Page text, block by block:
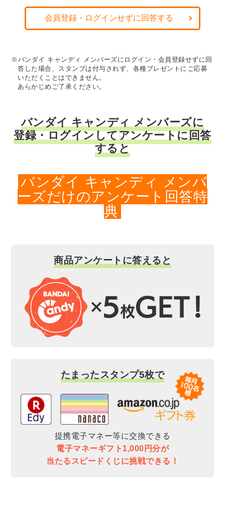
会員登録・ログインせずに回答する
※バンダイ キャンディ メンバーズにログイン・会員登録せずに回
答した場合、スタンプは付与されず、各種プレゼントにご応募
いただくことはできません。
あらかじめご了承ください。
バンダイ キャンディ メンバーズに
登録・ログインしてアンケートに回答
すると
バンダイ キャンディ メンバ
ーズだけのアンケート回答特
典
商品アンケートに答えると
たまったスタンプ5枚で
提携電子マネー等に交換できる
電子マネーギフト1,000円分が
当たるスピードくじに挑戦できる！